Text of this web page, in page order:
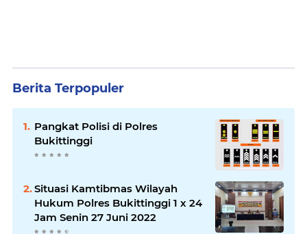
Berita Terpopuler
Pangkat Polisi di Polres
Bukittinggi
Situasi Kamtibmas Wilayah
Hukum Polres Bukittinggi 1 x 24
Jam Senin 27 Juni 2022